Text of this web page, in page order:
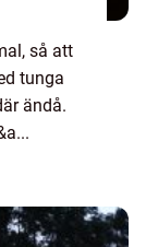
så att
tunga
ändå.